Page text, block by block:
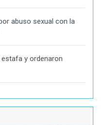
abuso sexual con la
y ordenaron